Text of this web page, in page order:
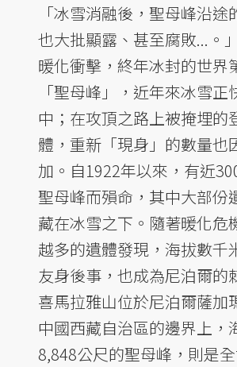
「冰雪消融後，聖母峰沿途
也大批顯露、甚至腐敗...。
暖化衝擊，終年冰封的世界
「聖母峰」，近年來冰雪正
中；在攻頂之路上被掩埋的
體，重新「現身」的數量也
加。自1922年以來，有近
聖母峰而殞命，其中大部份
藏在冰雪之下。隨著暖化危
越多的遺體發現，海拔數千
友身後事，也成為尼泊爾的
喜馬拉雅山位於尼泊爾薩加
中國西藏自治區的邊界上，
8,848公尺的聖母峰，則是